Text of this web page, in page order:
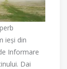
ieși din
Informare
Dai